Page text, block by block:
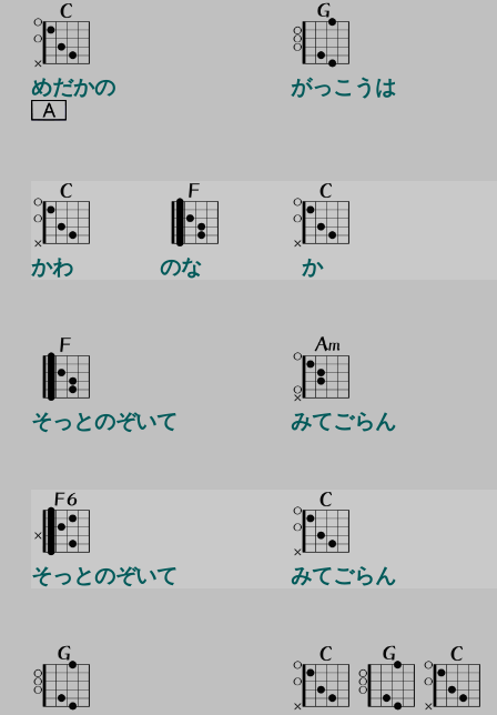
めだかの がっこうは
かわ のな か
そっとのぞいて みてごらん
そっとのぞいて みてごらん